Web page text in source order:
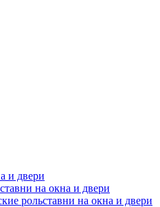
и двери
на окна и двери
рольставни на окна и двери